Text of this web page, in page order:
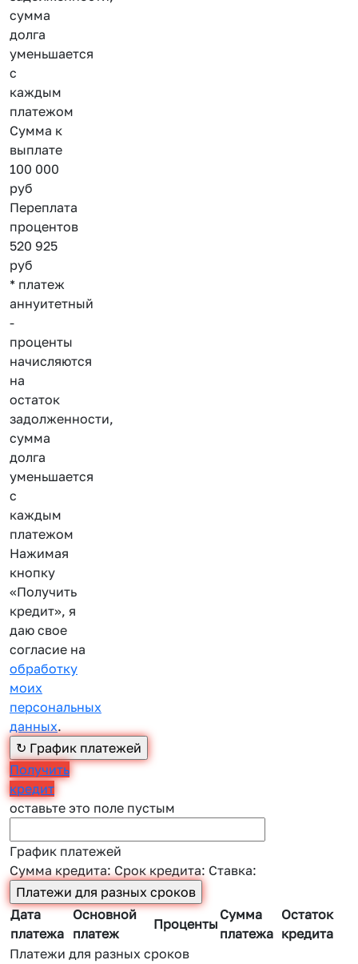
сумма
долга
уменьшается
с
каждым
платежом
Сумма к
выплате
100 000
руб
Переплата
процентов
520 925
руб
* платеж
аннуитетный
-
проценты
начисляются
на
остаток
задолженности,
сумма
долга
уменьшается
с
каждым
платежом
Нажимая
кнопку
«Получить
кредит», я
даю свое
согласие на
обработку
моих
персональных
данных.
Получить
кредит
оставьте это поле пустым
График платежей
Сумма кредита:Срок кредита: Ставка:
Дата
платежа
Основной
платеж
Проценты
Сумма
платежа
Остаток
кредита
Платежи для разных сроков